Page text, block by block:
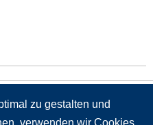
zu gestalten und
verwenden wir Cookies.